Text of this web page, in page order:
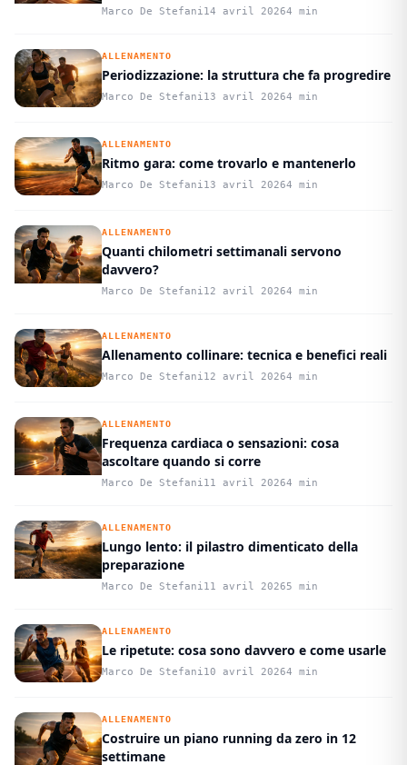
Marco De Stefani14 avril 20264 min
ALLENAMENTO
Periodizzazione: la struttura che fa progredire
Marco De Stefani13 avril 20264 min
ALLENAMENTO
Ritmo gara: come trovarlo e mantenerlo
Marco De Stefani13 avril 20264 min
ALLENAMENTO
Quanti chilometri settimanali servono
davvero?
Marco De Stefani12 avril 20264 min
ALLENAMENTO
Allenamento collinare: tecnica e benefici reali
Marco De Stefani12 avril 20264 min
ALLENAMENTO
Frequenza cardiaca o sensazioni: cosa
ascoltare quando si corre
Marco De Stefani11 avril 20264 min
ALLENAMENTO
Lungo lento: il pilastro dimenticato della
preparazione
Marco De Stefani11 avril 20265 min
ALLENAMENTO
Le ripetute: cosa sono davvero e come usarle
Marco De Stefani10 avril 20264 min
ALLENAMENTO
Costruire un piano running da zero in 12
settimane